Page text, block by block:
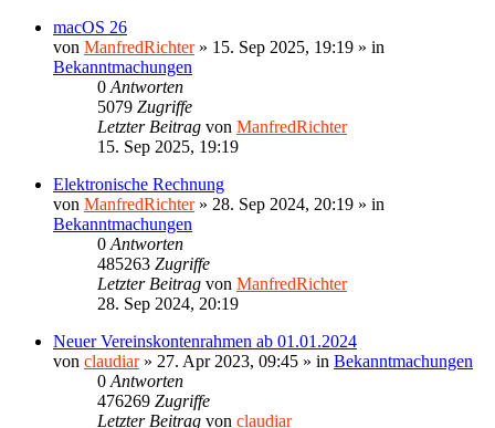
macOS 26
von ManfredRichter» 15. Sep 2025, 19:19 » in
Bekanntmachungen
0 Antworten
5079 Zugriffe
Letzter Beitrag von ManfredRichter
15. Sep 2025, 19:19
Elektronische Rechnung
von ManfredRichter» 28. Sep 2024, 20:19 » in
Bekanntmachungen
0 Antworten
485263 Zugriffe
Letzter Beitrag von ManfredRichter
28. Sep 2024, 20:19
Neuer Vereinskontenrahmen ab 01.01.2024
von claudiar» 27. Apr 2023, 09:45 » in Bekanntmachungen
0 Antworten
476269 Zugriffe
Letzter Beitrag von claudiar